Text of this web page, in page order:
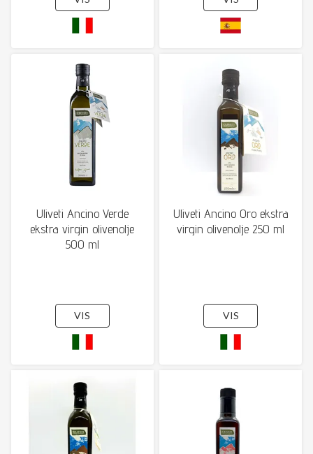
Uliveti Ancino Verde
ekstra virgin olivenolje
500 ml
VIS
Uliveti Ancino Oro ekstra
virgin olivenolje 250 ml
VIS